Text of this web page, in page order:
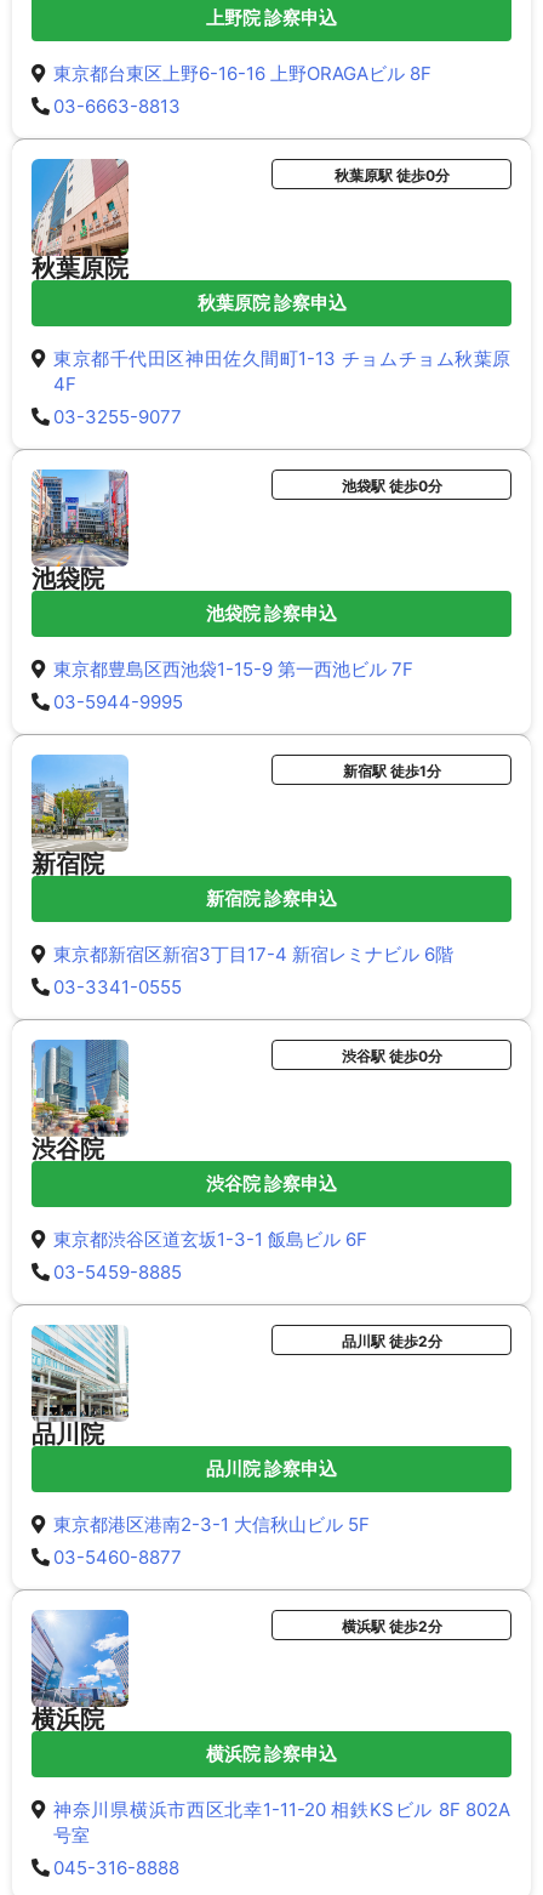
上野院 診察申込
東京都台東区上野6-16-16 上野ORAGAビル 8F
03-6663-8813
秋葉原院
秋葉原駅 徒歩0分
秋葉原院 診察申込
東京都千代田区神田佐久間町1-13 チョムチョム秋葉原
4F
03-3255-9077
池袋院
池袋駅 徒歩0分
池袋院 診察申込
東京都豊島区西池袋1-15-9 第一西池ビル 7F
03-5944-9995
新宿院
新宿駅 徒歩1分
新宿院 診察申込
東京都新宿区新宿3丁目17-4 新宿レミナビル 6階
03-3341-0555
渋谷院
渋谷駅 徒歩0分
渋谷院 診察申込
東京都渋谷区道玄坂1-3-1 飯島ビル 6F
03-5459-8885
品川院
品川駅 徒歩2分
品川院 診察申込
東京都港区港南2-3-1 大信秋山ビル 5F
03-5460-8877
横浜院
横浜駅 徒歩2分
横浜院 診察申込
神奈川県横浜市西区北幸1-11-20 相鉄KSビル 8F 802A
号室
045-316-8888